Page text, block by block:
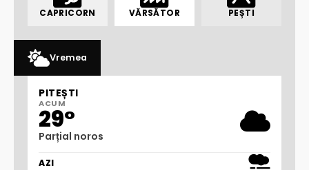
CAPRICORN VĂRSĂTOR PEȘTI
Vremea
PITEȘTI
ACUM
29°
Parțial noros
AZI